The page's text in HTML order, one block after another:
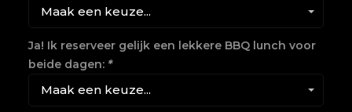
Maak een keuze...
Ja! Ik reserveer gelijk een lekkere BBQ lunch voor
beide dagen: *
Maak een keuze...